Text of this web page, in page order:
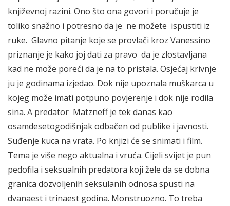
književnoj razini. Ono što ona govori i poručuje je
toliko snažno i potresno da je ne možete ispustiti iz
ruke. Glavno pitanje koje se provlači kroz Vanessino
priznanje je kako joj dati za pravo da je zlostavljana
kad ne može poreći da je na to pristala. Osjećaj krivnje
ju je godinama izjedao. Dok nije upoznala muškarca u
kojeg može imati potpuno povjerenje i dok nije rodila
sina. A predator Matzneff je tek danas kao
osamdesetogodišnjak odbačen od publike i javnosti.
Suđenje kuca na vrata. Po knjizi će se snimati i film.
Tema je više nego aktualna i vruća. Cijeli svijet je pun
pedofila i seksualnih predatora koji žele da se dobna
granica dozvoljenih seksulanih odnosa spusti na
dvanaest i trinaest godina. Monstruozno. To treba